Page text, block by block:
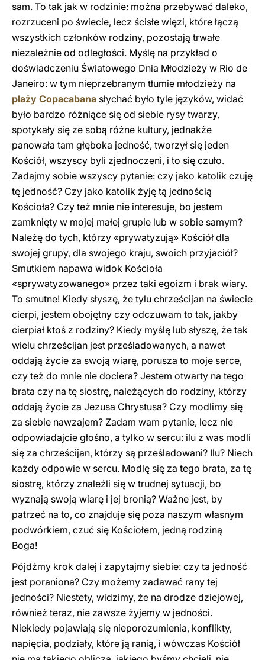
sam. To tak jak w rodzinie: można przebywać daleko,
rozrzuceni po świecie, lecz ścisłe więzi, które łączą
wszystkich członków rodziny, pozostają trwałe
niezależnie od odległości. Myślę na przykład o
doświadczeniu Światowego Dnia Młodzieży w Rio de
Janeiro: w tym nieprzebranym tłumie młodzieży na
plaży Copacabana słychać było tyle języków, widać
było bardzo różniące się od siebie rysy twarzy,
spotykały się ze sobą różne kultury, jednakże
panowała tam głęboka jedność, tworzył się jeden
Kościół, wszyscy byli zjednoczeni, i to się czuło.
Zadajmy sobie wszyscy pytanie: czy jako katolik czuję
tę jedność? Czy jako katolik żyję tą jednością
Kościoła? Czy też mnie nie interesuje, bo jestem
zamknięty w mojej małej grupie lub w sobie samym?
Należę do tych, którzy «prywatyzują» Kościół dla
swojej grupy, dla swojego kraju, swoich przyjaciół?
Smutkiem napawa widok Kościoła
«sprywatyzowanego» przez taki egoizm i brak wiary.
To smutne! Kiedy słyszę, że tylu chrześcijan na świecie
cierpi, jestem obojętny czy odczuwam to tak, jakby
cierpiał ktoś z rodziny? Kiedy myślę lub słyszę, że tak
wielu chrześcijan jest prześladowanych, a nawet
oddają życie za swoją wiarę, porusza to moje serce,
czy też do mnie nie dociera? Jestem otwarty na tego
brata czy na tę siostrę, należących do rodziny, którzy
oddają życie za Jezusa Chrystusa? Czy modlimy się
za siebie nawzajem? Zadam wam pytanie, lecz nie
odpowiadajcie głośno, a tylko w sercu: ilu z was modli
się za chrześcijan, którzy są prześladowani? Ilu? Niech
każdy odpowie w sercu. Modlę się za tego brata, za tę
siostrę, którzy znaleźli się w trudnej sytuacji, bo
wyznają swoją wiarę i jej bronią? Ważne jest, by
patrzeć na to, co znajduje się poza naszym własnym
podwórkiem, czuć się Kościołem, jedną rodziną
Boga!
Pójdźmy krok dalej i zapytajmy siebie: czy ta jedność
jest poraniona? Czy możemy zadawać rany tej
jedności? Niestety, widzimy, że na drodze dziejowej,
również teraz, nie zawsze żyjemy w jedności.
Niekiedy pojawiają się nieporozumienia, konflikty,
napięcia, podziały, które ją ranią, i wówczas Kościół